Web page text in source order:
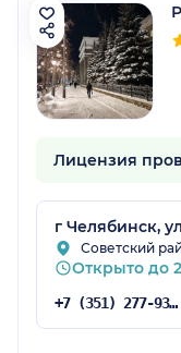
Лицензия
г Челябинск,
Советский
Открыто до
+7 (351) 277-93-72